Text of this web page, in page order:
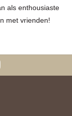
als enthousiaste
met vrienden!